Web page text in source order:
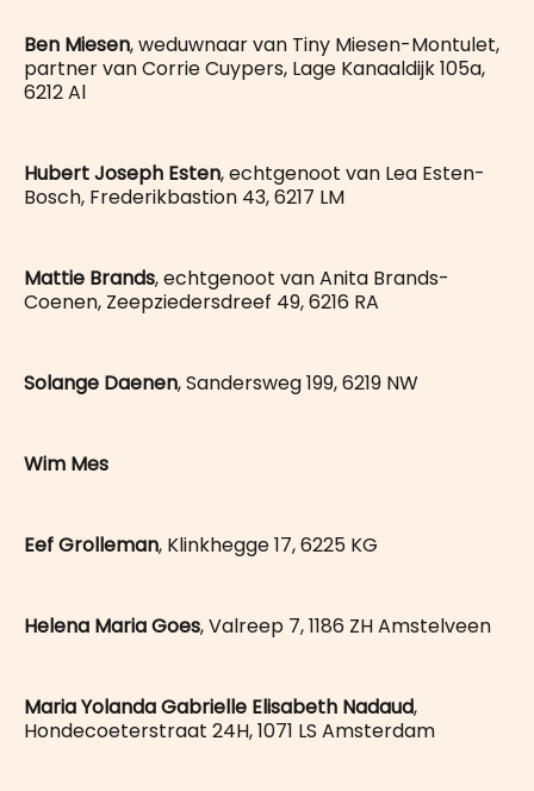
Ben Miesen, weduwnaar van Tiny Miesen-Montulet,
partner van Corrie Cuypers, Lage Kanaaldijk 105a,
6212 Al
Hubert Joseph Esten, echtgenoot van Lea Esten-
Bosch, Frederikbastion 43, 6217 LM
Mattie Brands, echtgenoot van Anita Brands-
Coenen, Zeepziedersdreef 49, 6216 RA
Solange Daenen, Sandersweg 199, 6219 NW
Wim Mes
Eef Grolleman, Klinkhegge 17, 6225 KG
Helena Maria Goes, Valreep 7, 1186 ZH Amstelveen
Maria Yolanda Gabrielle Elisabeth Nadaud,
Hondecoeterstraat 24H, 1071 LS Amsterdam